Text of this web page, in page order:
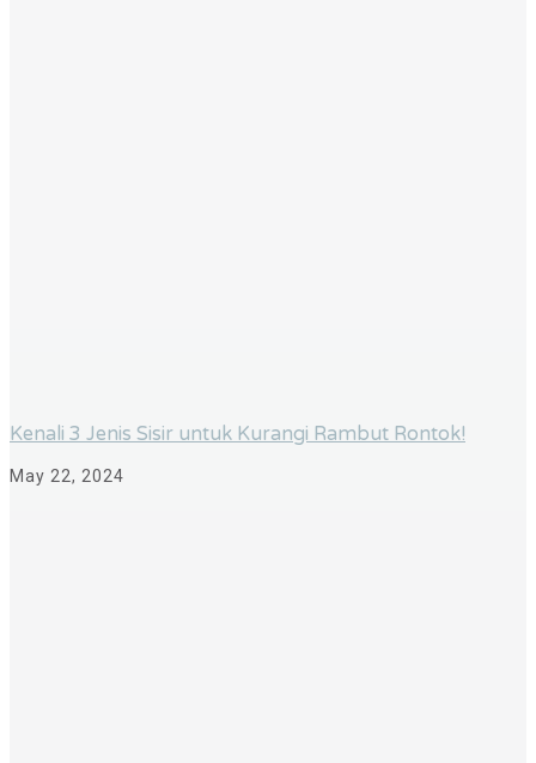
Kenali 3 Jenis Sisir untuk Kurangi Rambut Rontok!
May 22, 2024